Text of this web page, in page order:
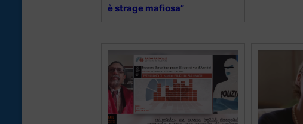
è strage mafiosa”